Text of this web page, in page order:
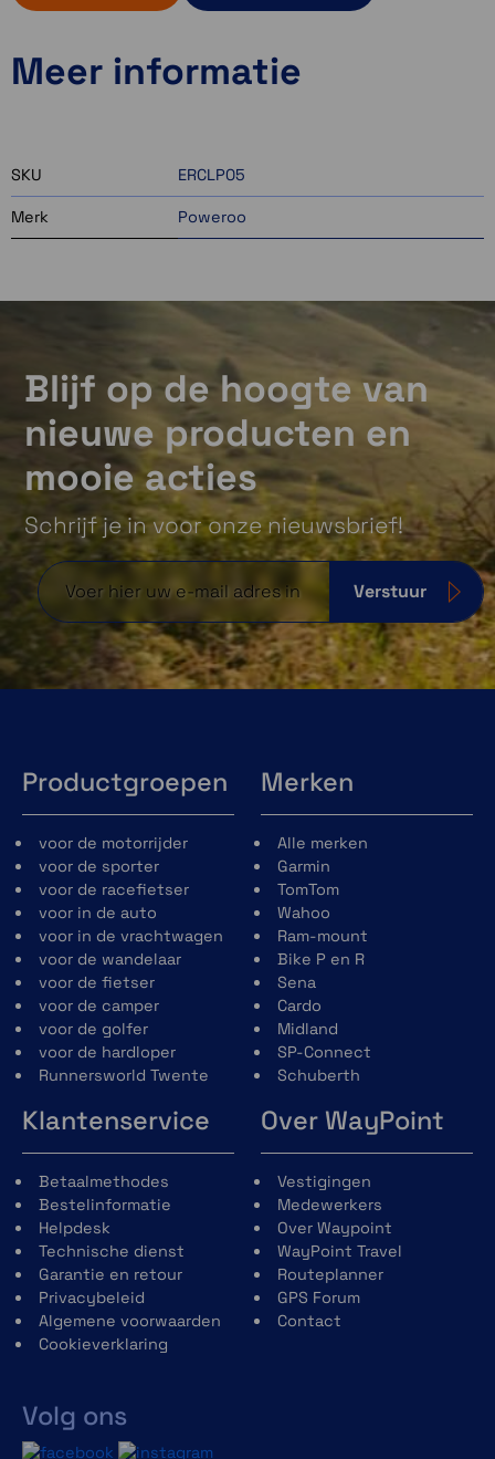
ruim op voorraad
2 op voorraad
Meer informatie
SKU ERCLP05
Merk Poweroo
Blijf op de hoogte van
nieuwe producten en
mooie acties
Schrijf je in voor onze nieuwsbrief!
Verstuur
Productgroepen
voor de motorrijder
voor de sporter
voor de racefietser
voor in de auto
voor in de vrachtwagen
voor de wandelaar
voor de fietser
voor de camper
voor de golfer
voor de hardloper
Runnersworld Twente
Merken
Alle merken
Garmin
TomTom
Wahoo
Ram-mount
Bike P en R
Sena
Cardo
Midland
SP-Connect
Schuberth
Klantenservice
Betaalmethodes
Bestelinformatie
Helpdesk
Technische dienst
Garantie en retour
Privacybeleid
Algemene voorwaarden
Cookieverklaring
Volg ons
Over WayPoint
Vestigingen
Medewerkers
Over Waypoint
WayPoint Travel
Routeplanner
GPS Forum
Contact